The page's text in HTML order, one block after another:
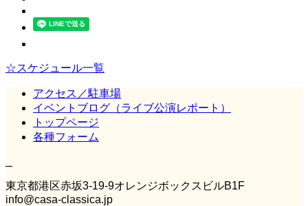
☆スケジュール一覧
アクセス／駐車場
イベントブログ（ライブ公演レポート）
トップページ
各種フォーム
東京都港区赤坂3‐19‐9オレンジボックスビルB1F
info@casa-classica.jp